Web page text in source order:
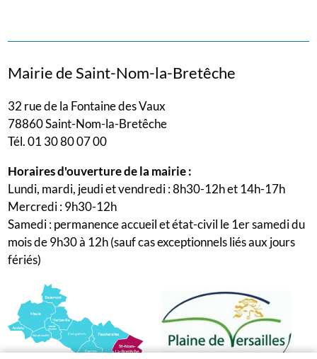
Mairie de Saint-Nom-la-Bretêche
32 rue de la Fontaine des Vaux
78860 Saint-Nom-la-Bretêche
Tél. 01 30 80 07 00
Horaires d'ouverture de la mairie :
Lundi, mardi, jeudi et vendredi : 8h30-12h et 14h-17h
Mercredi : 9h30-12h
Samedi : permanence accueil et état-civil le 1er samedi du
mois de 9h30 à 12h (sauf cas exceptionnels liés aux jours
fériés)